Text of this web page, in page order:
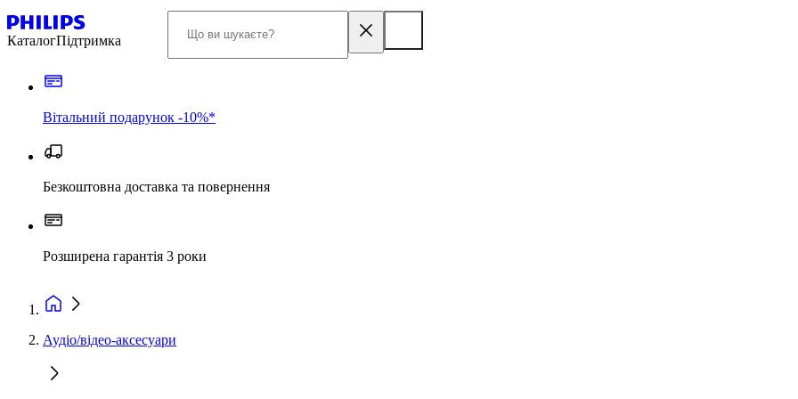
КаталогПідтримка
Вітальний подарунок -10%*
Безкоштовна доставка та повернення
Розширена гарантія 3 роки
Аудіо/відео-аксесуари